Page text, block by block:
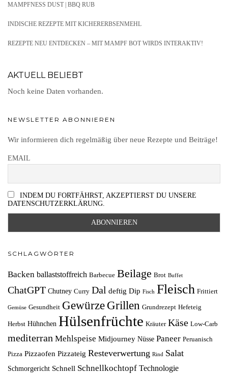
MAMPFNESS DUST | BBQ RUB
INDISCHE REZEPTE MIT KICHERERBSENMEHL
REZEPTE NEU ENTDECKEN – MIT MAMPF BOT WIRDS INTERAKTIV!
AKTUELL BELIEBT
Noch keine Daten vorhanden.
NEWSLETTER ABONNIEREN
Wir informieren dich regelmäßig über neue Rezepte und Beiträge!
EMAIL
INDEM DU FORTFÄHRST, AKZEPTIERST DU UNSERE
DATENSCHUTZERKLÄRUNG.
SCHLAGWÖRTER
Backen ballaststoffreich Barbecue Beilage Brot Buffet
ChatGPT Chutney Curry Dal deftig Dip Fisch Fleisch Frittiert
Gemüse Gesundheit Gewürze Grillen Grundrezept Hefeteig
Herbst Hühnchen Hülsenfrüchte Kräuter Käse Low-Carb
mediterran Mehlspeise Midjourney Nüsse Paneer Peruanisch
Pizza Pizzaofen Pizzateig Resteverwertung Rind Salat
Schmorgericht Schnell Schnellkochtopf Technologie